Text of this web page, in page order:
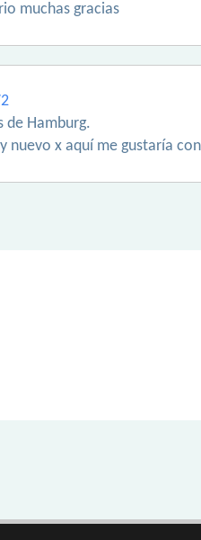
muchas gracias
de Hamburg.
nuevo x aquí me gustaría